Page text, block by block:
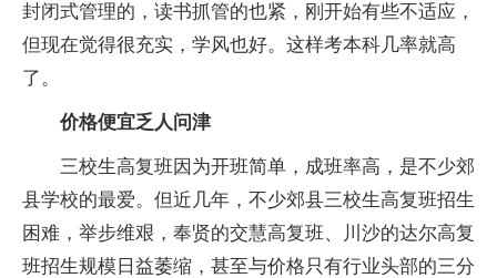
封闭式管理的，读书抓管的也紧，刚开始有些不适应，
但现在觉得很充实，学风也好。这样考本科几率就高
了。
价格便宜乏人问津
三校生高复班因为开班简单，成班率高，是不少郊
县学校的最爱。但近几年，不少郊县三校生高复班招生
困难，举步维艰，奉贤的交慧高复班、川沙的达尔高复
班招生规模日益萎缩，甚至与价格只有行业头部的三分